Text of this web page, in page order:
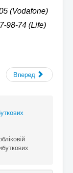
(Vodafone)
98-74 (Life)
Вперед